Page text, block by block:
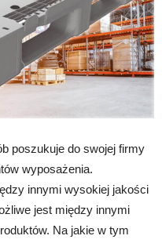
poszukuje do swojej firmy
wyposażenia.
innymi wysokiej jakości
jest między innymi
Na jakie w tym